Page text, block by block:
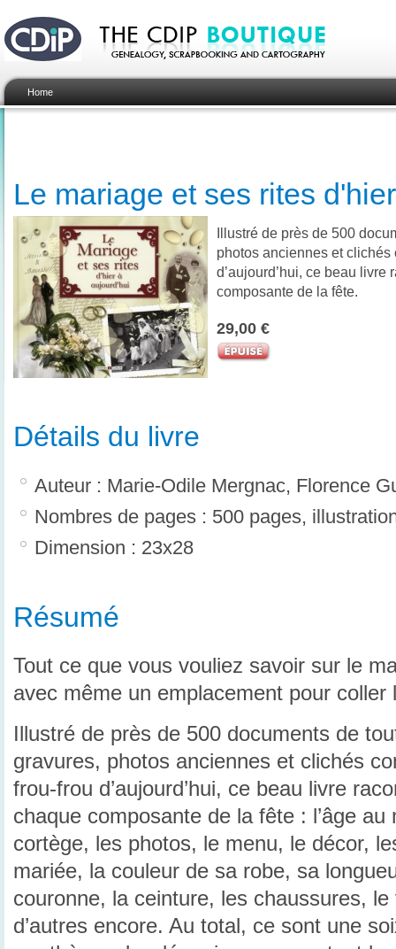
Home
Le mariage et ses rites
Illustré de près de 500
photos anciennes et clichés
d’aujourd’hui, ce beau
composante de la fête.
29,00 €
Détails du livre
Auteur : Marie-Odile Mergnac, Florence
Nombres de pages : 500 pages,
Dimension : 23x28
Résumé
Tout ce que vous vouliez savoir sur le
avec même un emplacement pour coller
Illustré de près de 500 documents de
gravures, photos anciennes et clichés
frou-frou d’aujourd’hui, ce beau livre
chaque composante de la fête : l’âge
cortège, les photos, le menu, le décor,
mariée, la couleur de sa robe, sa
couronne, la ceinture, les chaussures,
d’autres encore. Au total, ce sont une